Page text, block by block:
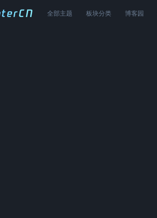
全部主题 板块分类 博客园